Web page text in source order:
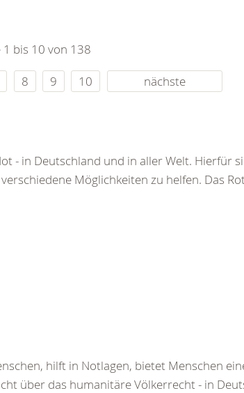
1 bis 10 von 138
8 9 10 nächste
- in Deutschland und in aller Welt. Hierfür
Möglichkeiten zu helfen. Das
hilft in Notlagen, bietet Menschen
über das humanitäre Völkerrecht - in